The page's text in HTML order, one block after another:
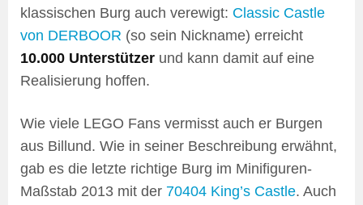
klassischen Burg auch verewigt: Classic Castle
von DERBOOR (so sein Nickname) erreicht
10.000 Unterstützer und kann damit auf eine
Realisierung hoffen.
Wie viele LEGO Fans vermisst auch er Burgen
aus Billund. Wie in seiner Beschreibung erwähnt,
gab es die letzte richtige Burg im Minifiguren-
Maßstab 2013 mit der 70404 King’s Castle. Auch